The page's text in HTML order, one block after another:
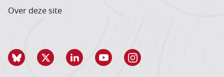
Over deze site